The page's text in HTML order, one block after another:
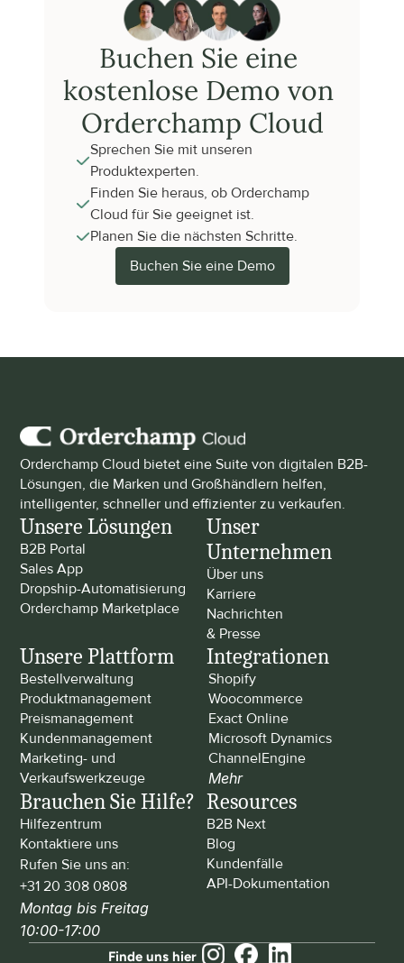
Buchen Sie eine
kostenlose Demo von
Orderchamp Cloud
Sprechen Sie mit unseren
Produktexperten.
Finden Sie heraus, ob Orderchamp
Cloud für Sie geeignet ist.
Planen Sie die nächsten Schritte.
Buchen Sie eine Demo
Orderchamp Cloud bietet eine Suite von digitalen B2B-
Lösungen, die Marken und Großhändlern helfen,
intelligenter, schneller und effizienter zu verkaufen.
Unsere Lösungen
B2B Portal
Sales App
Dropship-Automatisierung
Orderchamp Marketplace
Unser
Unternehmen
Über uns
Karriere
Nachrichten
& Presse
Unsere Plattform
Bestellverwaltung
Produktmanagement
Preismanagement
Kundenmanagement
Marketing- und
Verkaufswerkzeuge
Integrationen
Shopify
Woocommerce
Exact Online
Microsoft Dynamics
ChannelEngine
Mehr
Brauchen Sie Hilfe?
Hilfezentrum
Kontaktiere uns
Rufen Sie uns an:
+31 20 308 0808
Montag bis Freitag
10:00-17:00
Resources
B2B Next
Blog
Kundenfälle
API-Dokumentation
Finde uns hier